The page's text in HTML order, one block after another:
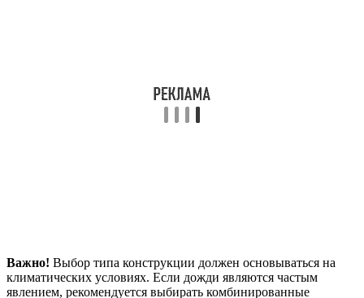
Важно! Выбор типа конструкции должен основываться на
климатических условиях. Если дожди являются частым
явлением, рекомендуется выбирать комбинированные